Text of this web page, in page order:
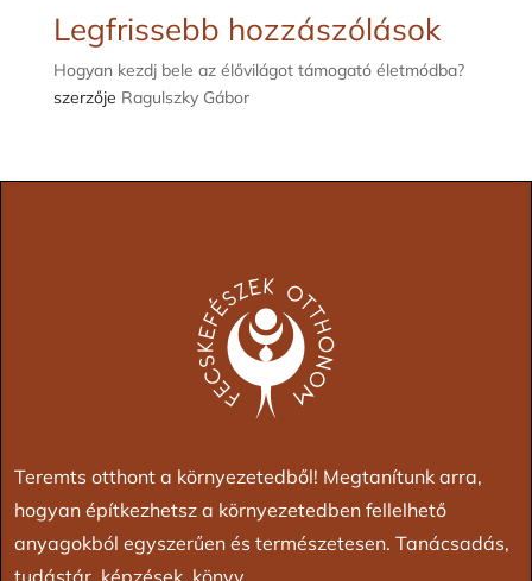
Legfrissebb hozzászólások
Hogyan kezdj bele az élővilágot támogató életmódba?
szerzője Ragulszky Gábor
Teremts otthont a környezetedből! Megtanítunk arra,
hogyan építkezhetsz a környezetedben fellelhető
anyagokból egyszerűen és természetesen. Tanácsadás,